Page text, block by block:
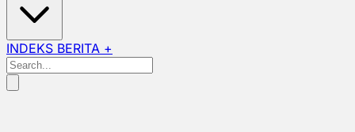
INDEKS BERITA +